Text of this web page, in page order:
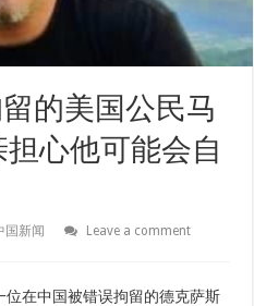
的美国公民马
担心他可能会自
国新闻
Leave a comment
位在中国被错误拘留的德克萨斯